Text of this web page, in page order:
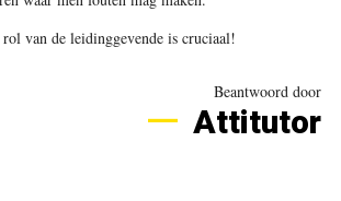
van de leidinggevende is cruciaal!
Beantwoord door
Attitutor